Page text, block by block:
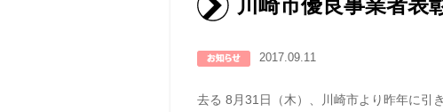
川崎市優良事業者表
2017.09.11
去る 8月31日（木）、川崎市より昨年に引